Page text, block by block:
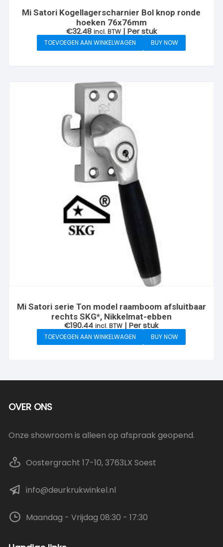
Mi Satori Kogellagerscharnier Bol knop ronde
hoeken 76x76mm
€32.48 incl. BTW | Per stuk
TOEVOEGEN AAN WINKELWAGEN BUY NOW
Mi Satori serie Ton model raamboom afsluitbaar
rechts SKG*, Nikkelmat-ebben
€190.44 incl. BTW | Per stuk
TOEVOEGEN AAN WINKELWAGEN BUY NOW
OVER ONS
Onze showroom is alleen op afspraak geopend.
Oostergracht 17-10, 3763LX Soest
info@deurkrukwinkel.nl
Maandag - Vrijdag 08:30 - 17:30